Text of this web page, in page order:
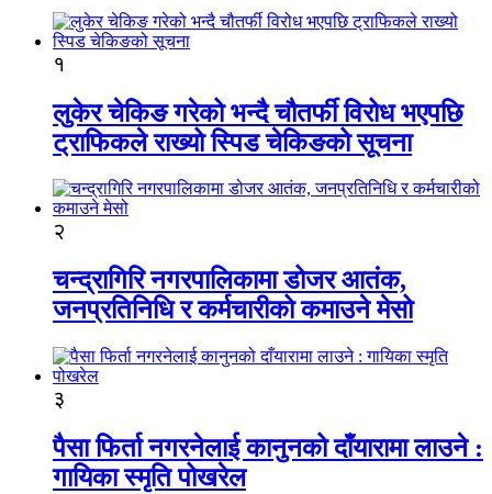
१
लुकेर चेकिङ गरेको भन्दै चौतर्फी विरोध भएपछि
ट्राफिकले राख्यो स्पिड चेकिङको सूचना
२
चन्द्रागिरि नगरपालिकामा डोजर आतंक,
जनप्रतिनिधि र कर्मचारीको कमाउने मेसो
३
पैसा फिर्ता नगरनेलाई कानुनको दाँयारामा लाउने :
गायिका स्‍मृति पोखरेल